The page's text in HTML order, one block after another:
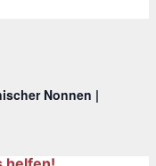
Nonnen |